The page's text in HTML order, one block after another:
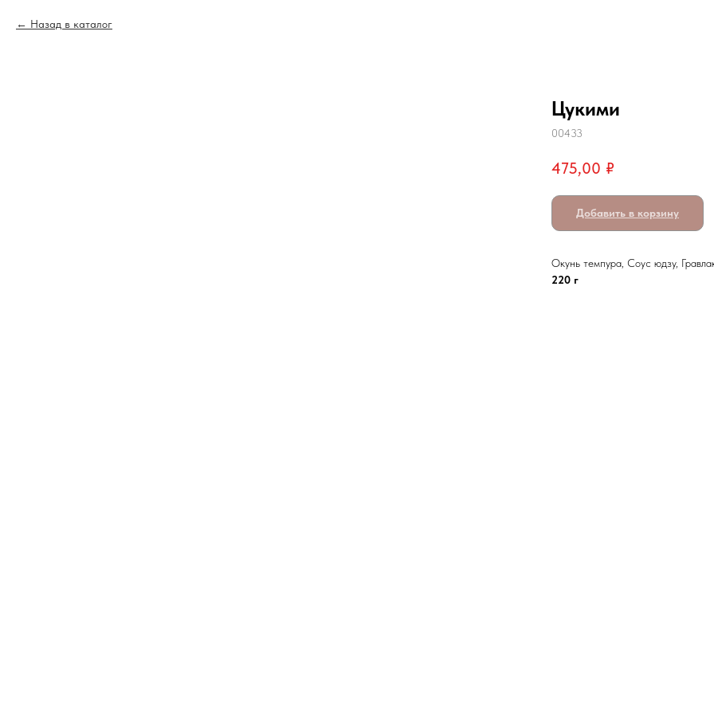
Назад в каталог
Цукими
00433
475,00 ₽
Добавить в корзину
Окунь темпура, Соус юдзу,
220 г